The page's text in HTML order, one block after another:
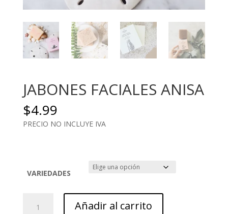
JABONES FACIALES ANISA
$4.99
PRECIO NO INCLUYE IVA
VARIEDADES
FACIALES
Añadir al carrito